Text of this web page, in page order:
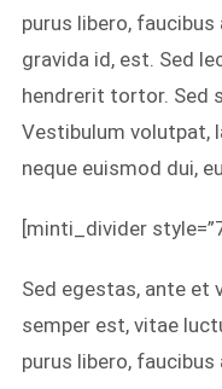
purus libero,
gravida id, est. Sed
hendrerit tortor. Sed
Vestibulum volutpat,
neque euismod dui,
[minti_divider
Sed egestas, ante et
semper est, vitae
purus libero,